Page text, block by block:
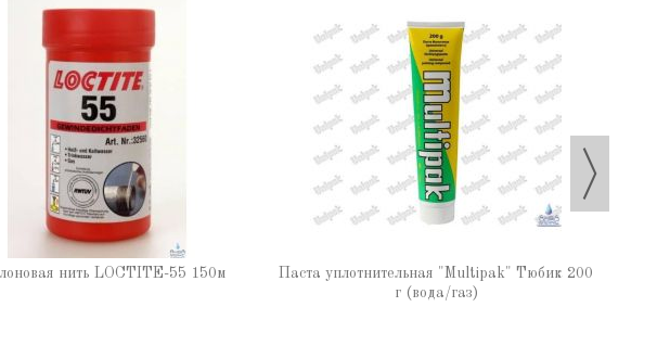
нить LOCTITE-55 150м
Паста уплотнительная "Multipak" Тюбик 200
г (вода/газ)